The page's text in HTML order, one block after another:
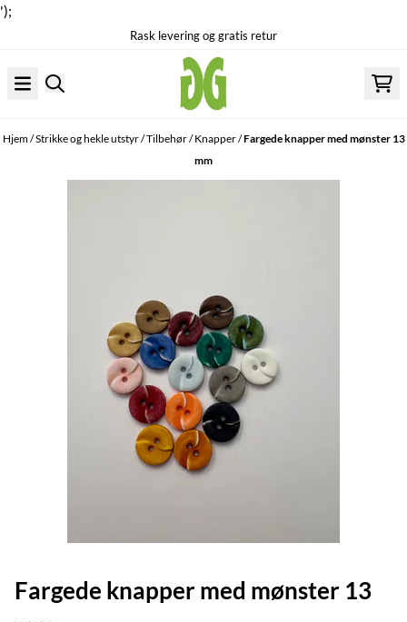
');
Rask levering og gratis retur
Hjem/Strikke og hekle utstyr/Tilbehør/Knapper/Fargede knapper med mønster 13
mm
Fargede knapper med mønster 13